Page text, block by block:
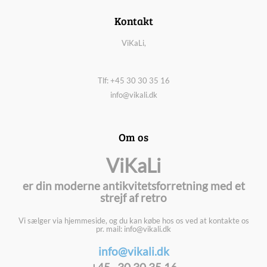
Kontakt
ViKaLi,
Tlf: +45 30 30 35 16
info@vikali.dk
Om os
ViKaLi
er din moderne antikvitetsforretning med et
strejf af retro
Vi sælger via hjemmeside, og du kan købe hos os ved at kontakte os
pr. mail: info@vikali.dk
info@vikali.dk